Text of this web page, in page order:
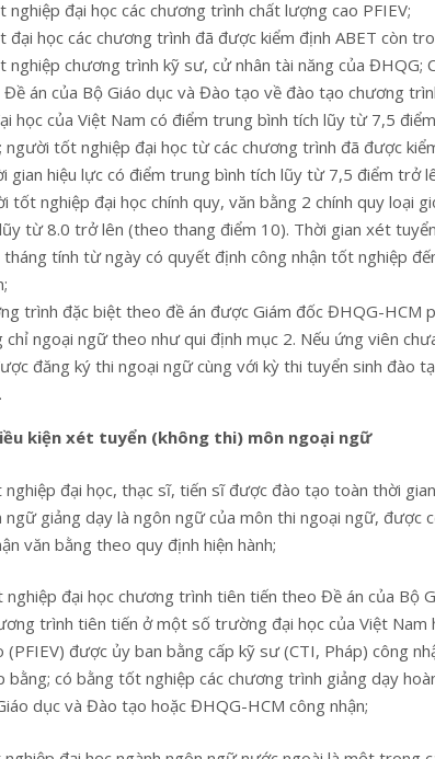
nghiệp đại học các chương trình chất lượng cao PFIEV;
đại học các chương trình đã được kiểm định ABET còn
nghiệp chương trình kỹ sư, cử nhân tài năng của ĐHQG;
án của Bộ Giáo dục và Đào tạo về đào tạo chương
học của Việt Nam có điểm trung bình tích lũy từ 7,5
người tốt nghiệp đại học từ các chương trình đã được
gian hiệu lực có điểm trung bình tích lũy từ 7,5 điểm trở
tốt nghiệp đại học chính quy, văn bằng 2 chính quy loại
từ 8.0 trở lên (theo thang điểm 10). Thời gian xét
tháng tính từ ngày có quyết định công nhận tốt nghiệp
trình đặc biệt theo đề án được Giám đốc ĐHQG-HCM
chỉ ngoại ngữ theo như qui định mục 2. Nếu ứng viên
đăng ký thi ngoại ngữ cùng với kỳ thi tuyển sinh đào
kiện xét tuyển (không thi) môn ngoại ngữ
đại học, thạc sĩ, tiến sĩ được đào tạo toàn thời
giảng dạy là ngôn ngữ của môn thi ngoại ngữ, được
văn bằng theo quy định hiện hành;
nghiệp đại học chương trình tiên tiến theo Đề án của Bộ
trình tiên tiến ở một số trường đại học của Việt Nam
(PFIEV) được ủy ban bằng cấp kỹ sư (CTI, Pháp) công
bằng; có bằng tốt nghiệp các chương trình giảng dạy
dục và Đào tạo hoặc ĐHQG-HCM công nhận;